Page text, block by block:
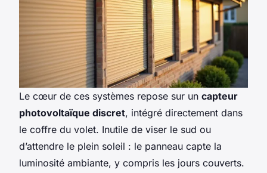
Le cœur de ces systèmes repose sur un capteur
photovoltaïque discret, intégré directement dans
le coffre du volet. Inutile de viser le sud ou
d’attendre le plein soleil : le panneau capte la
luminosité ambiante, y compris les jours couverts.